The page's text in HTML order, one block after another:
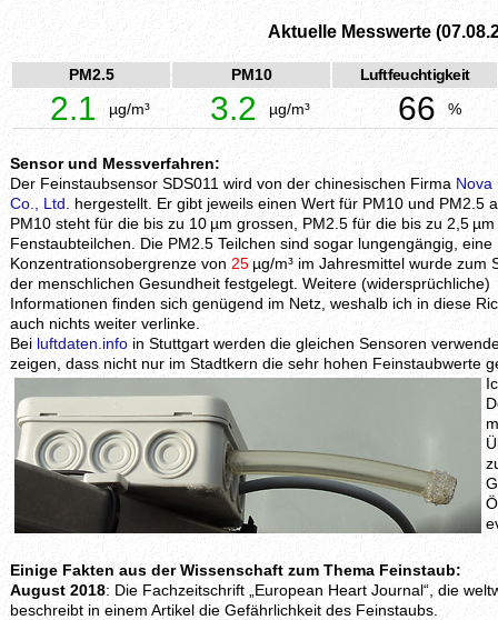
Aktuelle Messwerte
PM2.5 PM10 Luftfeuchtigkeit
2.1 µg/m³ 3.2 µg/m³ 66 %
Sensor und Messverfahren:
Der Feinstaubsensor SDS011 wird von der chinesischen Firma Nova
Co., Ltd.
hergestellt. Er gibt jeweils einen Wert für PM10 und PM2.5
PM10 steht für die bis zu 10 µm grossen, PM2.5 für die bis zu 2,5
Fenstaubteilchen. Die PM2.5 Teilchen sind sogar lungengängig, eine
Konzentrationsobergrenze von 25µg/m³ im Jahresmittel wurde zum
der menschlichen Gesundheit festgelegt. Weitere (widersprüchliche)
Informationen finden sich genügend im Netz, weshalb ich in diese
auch nichts weiter verlinke.
Bei luftdaten.info in Stuttgart werden die gleichen Sensoren
zeigen, dass nicht nur im Stadtkern die sehr hohen Feinstaubwerte
Einige Fakten aus der Wissenschaft zum Thema Feinstaub:
August 2018: Die Fachzeitschrift „European Heart Journal“, die
beschreibt in einem Artikel die Gefährlichkeit des Feinstaubs.